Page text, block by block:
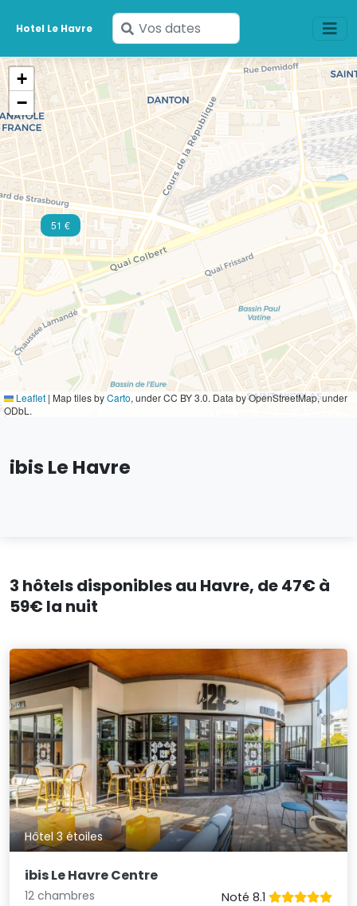
Hotel Le Havre
Saisissez
vos
dates
51 €
+
−
Leaflet | Map tiles byCarto, under CC BY 3.0. Data by OpenStreetMap, under
ODbL.
ibis Le Havre
3 hôtels disponibles au Havre, de 47€ à
59€ la nuit
Hôtel 3 étoiles
ibis Le Havre Centre
12 chambres
Noté 8.1